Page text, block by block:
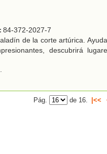
84-372-2027-7
de la corte artúrica.
descubrirá
.
Pág. de 16. |<<